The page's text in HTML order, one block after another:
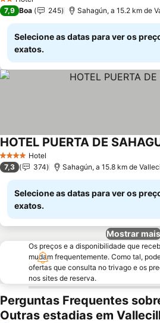
2 Estrelas
7,9 Boa 245 Sahagún, a 15.2 km de
Selecione as datas para ver os
exatos.
4 EstrelasHotel
HOTEL PUERTA DE
7,3 374 Sahagún, a 15.8 km de
Selecione as datas para ver os
exatos.
Mostrar mais
Os preços e a disponibilidade que
mudam frequentemente. Como tal,
ofertas que consulta no trivago e os
nos sites de reserva.
Perguntas Frequentes
Outras estadias em